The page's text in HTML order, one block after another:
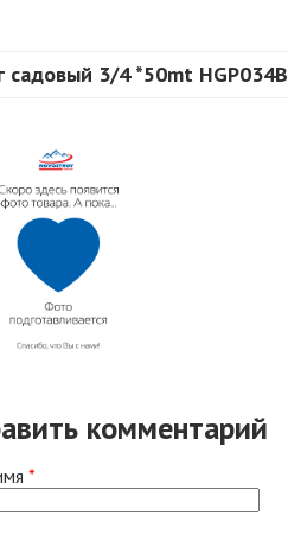
садовый 3/4 *50mt HGP034B
комментарий
*